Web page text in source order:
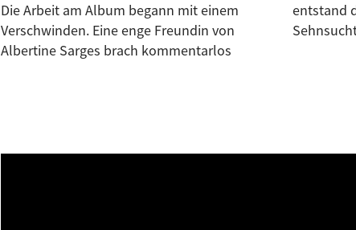
Die Arbeit am Album begann mit einem
Verschwinden. Eine enge Freundin von
Albertine Sarges brach kommentarlos
entstand das Bild einer monumentalen